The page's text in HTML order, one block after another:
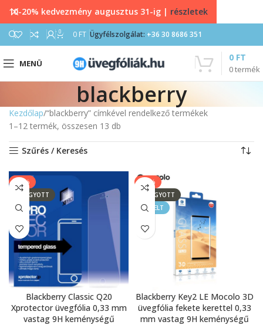
0 0 FT Ügyfélszolgálat: +36 30 8686 351
MENÜ
0termék
0 FT
blackberry
Kezdőlap “blackberry” címkével rendelkező termékek
1–12 termék, összesen 13 db
Szűrés / Keresés
-13%
ELFOGYOTT
Blackberry Classic Q20
Xprotector üvegfólia 0,33 mm
vastag 9H keménységű
-33%
ELFOGYOTT
KIEMELT
Blackberry Key2 LE Mocolo 3D
üvegfólia fekete kerettel 0,33
mm vastag 9H keménységű
10-20% kedvezmény augusztus 31-ig | részletek